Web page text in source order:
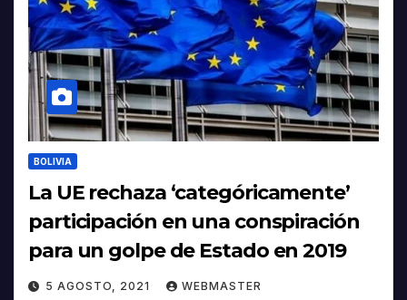
BOLIVIA
La UE rechaza ‘categóricamente’
participación en una conspiración
para un golpe de Estado en 2019
5 AGOSTO, 2021 WEBMASTER